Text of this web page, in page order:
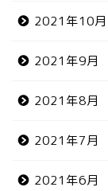
2021年10月
2021年9月
2021年8月
2021年7月
2021年6月